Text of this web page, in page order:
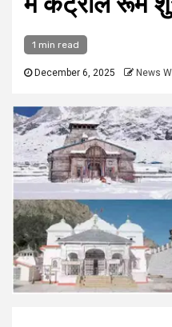
1 min read
December 6, 2025 News